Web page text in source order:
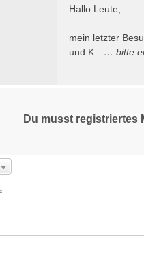
i
a
g
Hallo Leute,
mein letzter
und K… … bitte
Du musst registriertes